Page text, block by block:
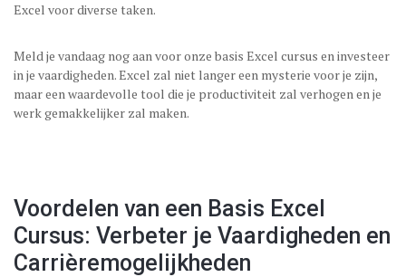
Excel voor diverse taken.
Meld je vandaag nog aan voor onze basis Excel cursus en investeer
in je vaardigheden. Excel zal niet langer een mysterie voor je zijn,
maar een waardevolle tool die je productiviteit zal verhogen en je
werk gemakkelijker zal maken.
Voordelen van een Basis Excel
Cursus: Verbeter je Vaardigheden en
Carrièremogelijkheden